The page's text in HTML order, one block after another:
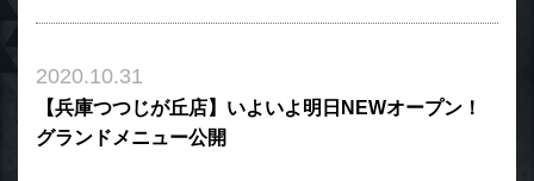
2020.10.31
【兵庫つつじが丘店】いよいよ明日NEWオープン！
グランドメニュー公開